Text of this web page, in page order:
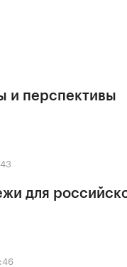
и перспективы
для